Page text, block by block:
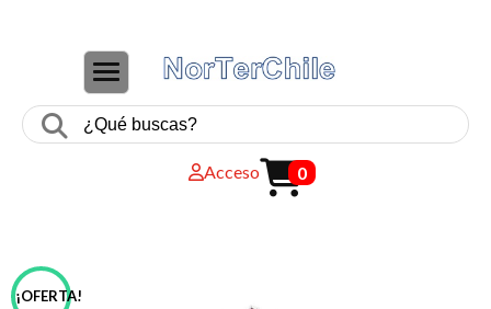
CAMBIAR NAVEGACIÓN
Acceso 0
¡OFERTA!